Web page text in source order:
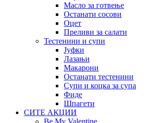
Масло за готвење
Останати сосови
Оцет
Преливи за салати
Тестенини и супи
Јуфки
Лазањи
Макарони
Останати тестенини
Супи и коцка за супа
Фиде
Шпагети
СИТЕ АКЦИИ
Be My Valentine